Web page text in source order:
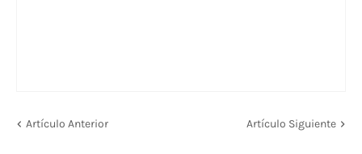
Artículo Anterior Artículo Siguiente